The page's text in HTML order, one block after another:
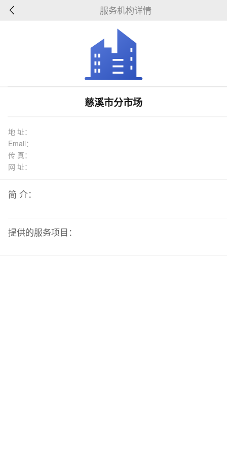
服务机构详情
慈溪市分市场
地 址：
Email：
传 真：
网 址：
简 介：
提供的服务项目：